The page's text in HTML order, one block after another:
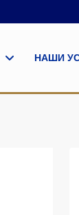
НАШИ